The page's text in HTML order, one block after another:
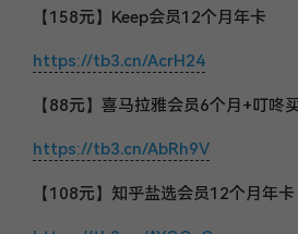
【158元】Keep会员12个月年卡
https://tb3.cn/AcrH24
【88元】喜马拉雅会员6个月+叮咚
https://tb3.cn/AbRh9V
【108元】知乎盐选会员12个月年卡